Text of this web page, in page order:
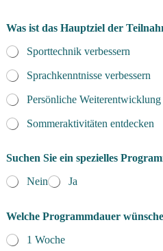
Was ist das Hauptziel der
Sporttechnik verbessern
Sprachkenntnisse verbessern
Persönliche
Sommeraktivitäten entdecken
Suchen Sie ein spezielles
Nein
Ja
r
o
d
Welche Programmdauer
1 Woche